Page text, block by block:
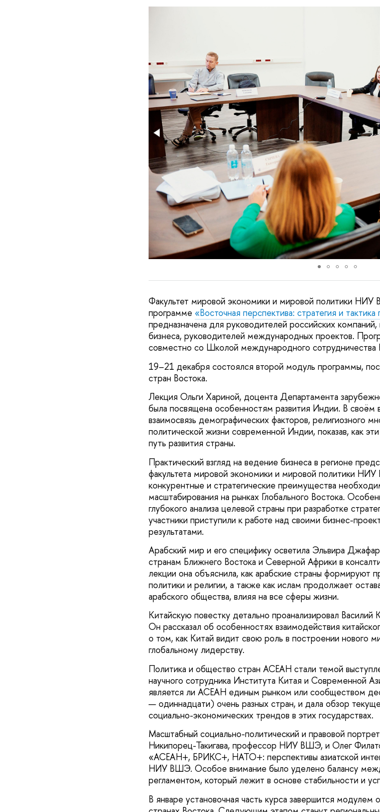
Факультет мировой экономики и мировой политики
программе «Восточная перспектива: стратегия и
предназначена для руководителей российских
бизнеса, руководителей международных проектов.
совместно со Школой международного
19–21 декабря состоялся второй модуль программы,
стран Востока.
Лекция Ольги Хариной, доцента Департамента
была посвящена особенностям развития Индии. В своём
взаимосвязь демографических факторов, религиозного
политической жизни современной Индии, показав, как
путь развития страны.
Практический взгляд на ведение бизнеса в регионе
факультета мировой экономики и мировой политики
конкурентные и стратегические преимущества
масштабирования на рынках Глобального Востока.
глубокого анализа целевой страны при разработке
участники приступили к работе над своими бизнес-
результатами.
Арабский мир и его специфику осветила Эльвира
странам Ближнего Востока и Северной Африки в
лекции она объяснила, как арабские страны формируют
политики и религии, а также как ислам продолжает
арабского общества, влияя на все сферы жизни.
Китайскую повестку детально проанализировал
Он рассказал об особенностях взаимодействия
о том, как Китай видит свою роль в построении нового
глобальному лидерству.
Политика и общество стран АСЕАН стали темой
научного сотрудника Института Китая и Современной
является ли АСЕАН единым рынком или сообществом
— одиннадцати) очень разных стран, и дала обзор
социально-экономических трендов в этих государствах.
Масштабный социально-политический и правовой
Никипорец-Такигава, профессор НИУ ВШЭ, и Олег
«АСЕАН+, БРИКС+, НАТО+: перспективы азиатской
НИУ ВШЭ. Особое внимание было уделено балансу
регламентом, который лежит в основе стабильности и
В январе установочная часть курса завершится